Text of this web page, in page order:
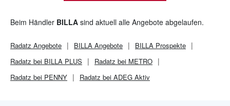
Beim Händler BILLA sind aktuell alle Angebote abgelaufen.
Radatz Angebote BILLA Angebote BILLA Prospekte
Radatz bei BILLA PLUS
Radatz bei METRO
Radatz bei PENNY
Radatz bei ADEG Aktiv